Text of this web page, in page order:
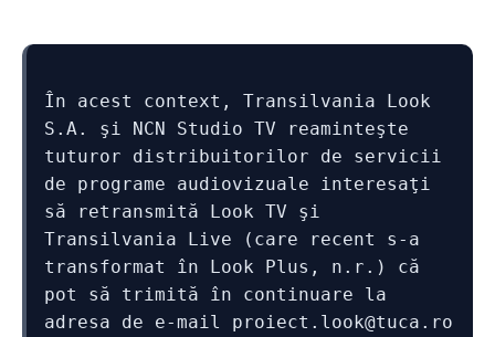
În acest context, Transilvania Look
S.A. şi NCN Studio TV reaminteşte
tuturor distribuitorilor de servicii
de programe audiovizuale interesaţi
să retransmită Look TV şi
Transilvania Live (care recent s-a
transformat în Look Plus, n.r.) că
pot să trimită în continuare la
adresa de e-mail proiect.look@tuca.ro